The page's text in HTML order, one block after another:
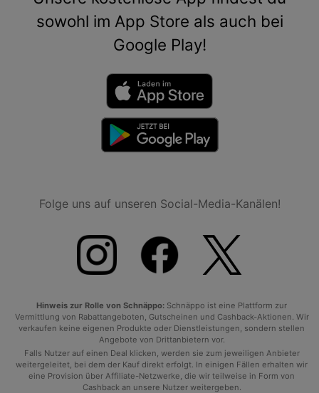
sowohl im App Store als auch bei
Google Play!
Folge uns auf unseren Social-Media-Kanälen!
Hinweis zur Rolle von Schnäppo: Schnäppo ist eine Plattform zur
Vermittlung von Rabattangeboten, Gutscheinen und Cashback-Aktionen. Wir
verkaufen keine eigenen Produkte oder Dienstleistungen, sondern stellen
Angebote von Drittanbietern vor.
Falls Nutzer auf einen Deal klicken, werden sie zum jeweiligen Anbieter
weitergeleitet, bei dem der Kauf direkt erfolgt. In einigen Fällen erhalten wir
eine Provision über Affiliate-Netzwerke, die wir teilweise in Form von
Cashback an unsere Nutzer weitergeben.